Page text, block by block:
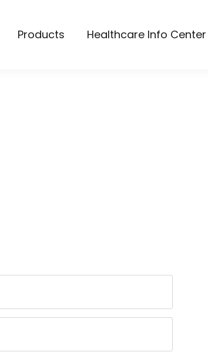
Products Healthcare Info Center